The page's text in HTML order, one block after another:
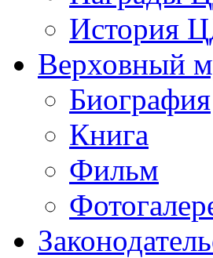
История
Верховный
Биография
Книга
Фильм